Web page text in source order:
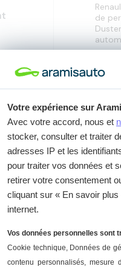
Votre expérience sur
Avec votre accord, nous et
stocker, consulter et traiter
adresses IP et les
pour traiter vos données et
retirer votre consentement
cliquant sur « En savoir
internet.
Vos données personnelles sont
Cookie technique , Données de
contenu personnalisés, mesure
de
un